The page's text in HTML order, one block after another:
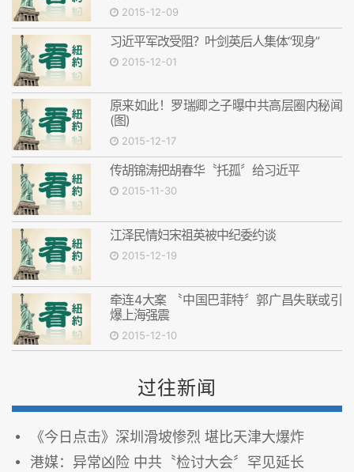
2015-12-09
习近平军改受阻？叶剑英后人集体“现身”
2015-12-01
原来如此！罗瑞卿之子曝中共高层圈内秘闻
(图)
2015-12-17
传胡锦涛把胡春华〝托孤〞给习近平
2015-11-30
江泽民情妇宋祖英被中纪委约谈
2015-12-19
牵连4大案 〝中国巴菲特〞郭广昌失联或引
爆上海强震
2015-12-10
过往新闻
《今日点击》深圳滑坡惨烈 堪比天津大爆炸
港媒：异常凶险 中共〝检讨大会〞罕见延长